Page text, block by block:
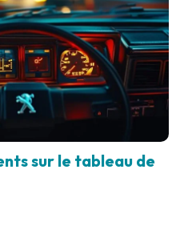
sur le tableau de